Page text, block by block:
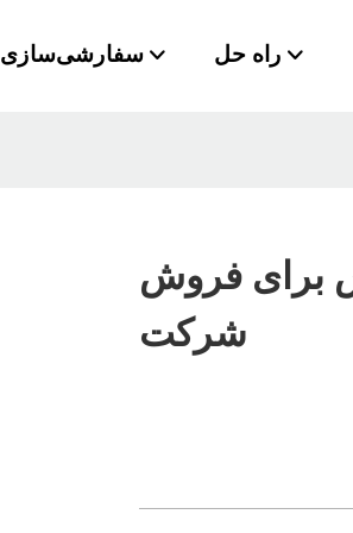
سفارشی‌سازی راه حل
برای فروش​
شرکت